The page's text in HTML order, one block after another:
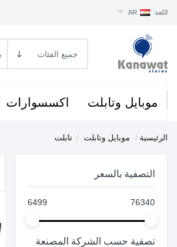
اللغة: AR
موبايل وتابلت اكسسوارات
الرئيسية / موبايل وتابلت / تابلت
التصفية بالسعر
6499 76340
تصفية حسب الشركة المصنعة